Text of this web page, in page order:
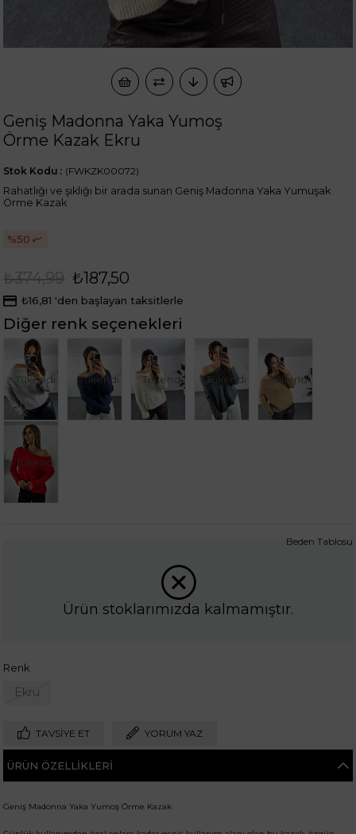
Geniş Madonna Yaka Yumoş
Örme Kazak Ekru
(FWKZK00072)
Stok Kodu
Rahatlığı ve şıklığı bir arada sunan Geniş Madonna Yaka Yumuşak
Örme Kazak
50
₺374,99 ₺187,50
₺16,81 'den başlayan taksitlerle
Diğer renk seçenekleri
Tükendi Tükendi Tükendi Tükendi Tükendi
Tükendi
Ürün stoklarımızda kalmamıştır.
Renk
Ekru
Beden Tablosu
TAVSIYE ET YORUM YAZ
ÜRÜN ÖZELLIKLERI
Geniş Madonna Yaka Yumoş Örme Kazak